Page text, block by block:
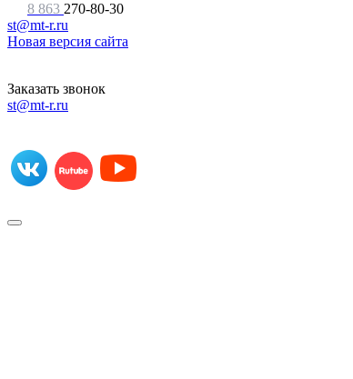
8 863 270-80-30
st@mt-r.ru
Новая версия сайта
Заказать звонок
st@mt-r.ru